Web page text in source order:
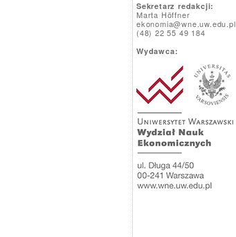
Sekretarz redakcji:
Marta Höffner
ekonomia@wne.uw.edu.pl
(48) 22 55 49 184
Wydawca: